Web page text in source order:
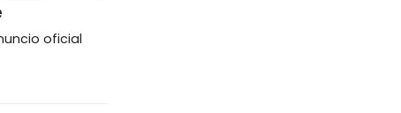
oficial